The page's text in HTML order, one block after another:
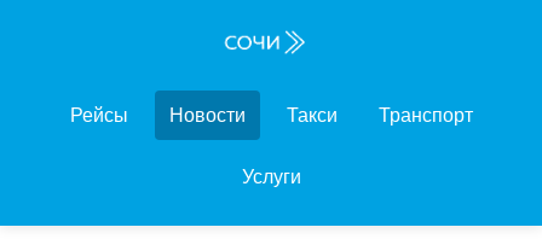
Рейсы Новости Такси Транспорт
Услуги